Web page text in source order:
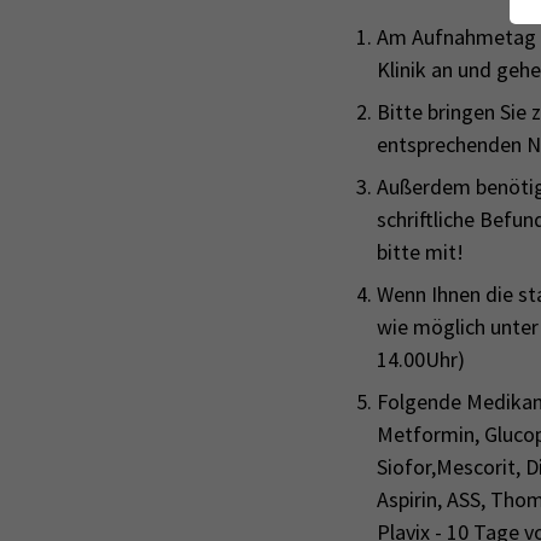
Am
Klinik an und
Bitte bringen Sie
entsprechenden
Außerdem
schriftliche
bitte mit!
Wenn Ihnen die
wie möglich
14.00Uhr)
Folgende
Metformin,
Siofor,Mescorit,
Aspirin, ASS,
Plavix - 10 Tage